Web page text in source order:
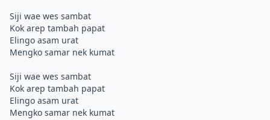
Siji wae wes sambat
Kok arep tambah papat
Elingo asam urat
Mengko samar nek kumat
Siji wae wes sambat
Kok arep tambah papat
Elingo asam urat